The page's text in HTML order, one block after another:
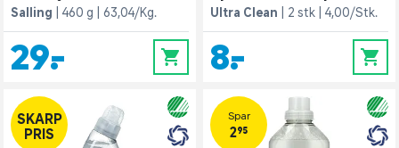
Salling
460 g 63,04/Kg.
29,- 0
Ultra Clean
2 stk 4,00/Stk.
8,- 0
SKARP
PRIS
Spar
2,95